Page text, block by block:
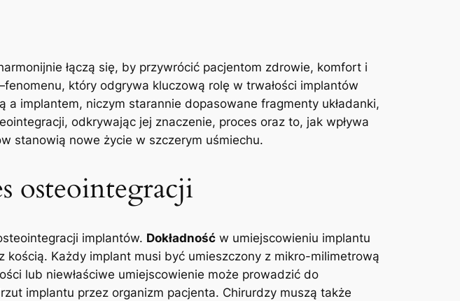
łączą się, by przywrócić pacjentom zdrowie, komfort i
który odgrywa kluczową rolę w trwałości implantów
implantem, niczym starannie dopasowane fragmenty układanki,
odkrywając jej znaczenie, proces oraz to, jak wpływa
stanowią nowe życie w szczerym uśmiechu.
osteointegracji
implantów. Dokładność w umiejscowieniu implantu
Każdy implant musi być umieszczony z mikro-milimetrową
lub niewłaściwe umiejscowienie może prowadzić do
implantu przez organizm pacjenta. Chirurdzy muszą także